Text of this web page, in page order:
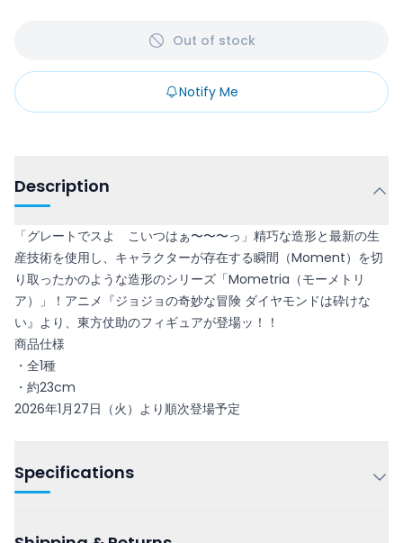
Out of stock
Notify Me
Description
「グレートでスよ こいつはぁ〜〜〜っ」精巧な造形と最新の生
産技術を使用し、キャラクターが存在する瞬間（Moment）を切
り取ったかのような造形のシリーズ「Mometria（モーメトリ
ア）」！アニメ『ジョジョの奇妙な冒険 ダイヤモンドは砕けな
い』より、東方仗助のフィギュアが登場ッ！！
商品仕様
・全1種
・約23cm
2026年1月27日（火）より順次登場予定
Specifications